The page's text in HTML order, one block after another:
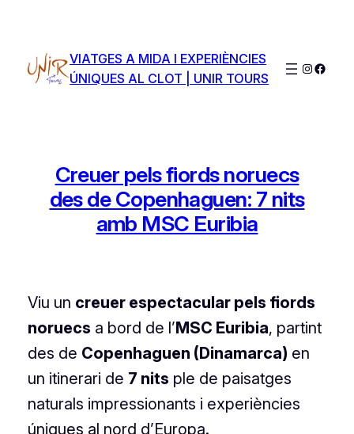
contenido
VIATGES A MIDA I EXPERIÈNCIES
ÚNIQUES AL CLOT | UNIR TOURS
Creuer pels fiords noruecs
des de Copenhaguen: 7 nits
amb MSC Euribia
Viu un creuer espectacular pels fiords
noruecs a bord de l’MSC Euribia, partint
des de Copenhaguen (Dinamarca) en
un itinerari de 7 nits ple de paisatges
naturals impressionants i experiències
úniques al nord d’Europa.